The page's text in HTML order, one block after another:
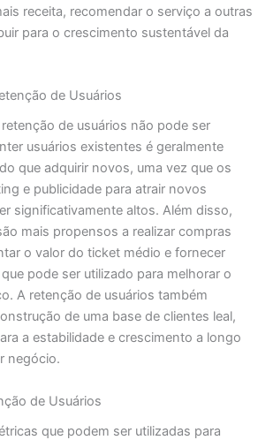
receita, recomendar o serviço a outras
para o crescimento sustentável da
de Usuários
de usuários não pode ser
usuários existentes é geralmente
que adquirir novos, uma vez que os
e publicidade para atrair novos
significativamente altos. Além disso,
mais propensos a realizar compras
o valor do ticket médio e fornecer
pode ser utilizado para melhorar o
A retenção de usuários também
de uma base de clientes leal,
a estabilidade e crescimento a longo
negócio.
de Usuários
que podem ser utilizadas para